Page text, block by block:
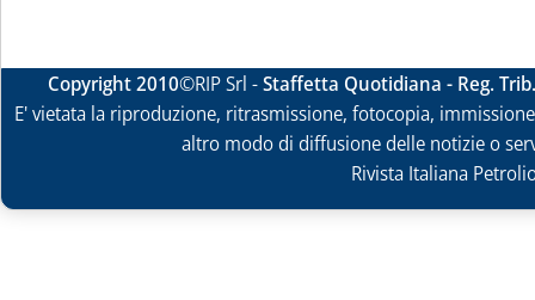
Copyright 2010©RIP Srl -Staffetta Quotidiana - Reg.
E' vietata la riproduzione, ritrasmissione, fotocopia,
altro modo di diffusione delle notizie o
Rivista Italiana